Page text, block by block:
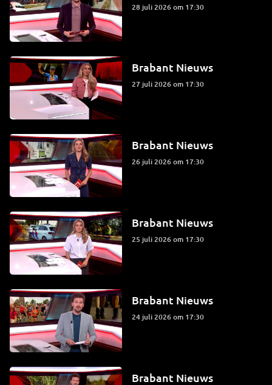
28 juli 2026 om 17:30
Brabant Nieuws
27 juli 2026 om 17:30
Brabant Nieuws
26 juli 2026 om 17:30
Brabant Nieuws
25 juli 2026 om 17:30
Brabant Nieuws
24 juli 2026 om 17:30
Brabant Nieuws